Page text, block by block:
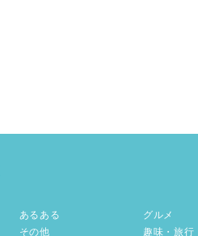
あるある
その他
グルメ
趣味・旅行